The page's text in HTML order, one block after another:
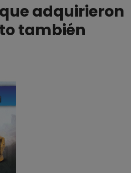
adquirieron
también